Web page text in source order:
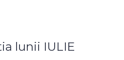
lunii IULIE